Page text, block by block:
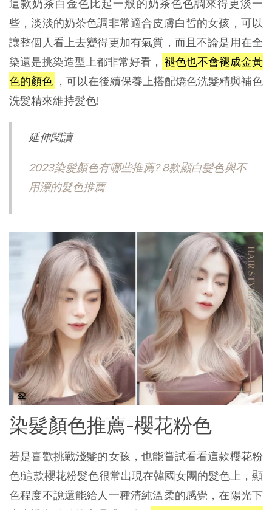
這款奶茶白金色比起一般的奶茶色色調來得更淡一
些，淡淡的奶茶色調非常適合皮膚白皙的女孩，可以
讓整個人看上去變得更加有氣質，而且不論是用在全
染還是挑染造型上都非常好看， 褪色也不會褪成金黃
色的顏色 ，可以在後續保養上搭配矯色洗髮精與補色
洗髮精來維持髮色!
延伸閱讀
2023染髮顏色有哪些推薦? 8款顯白髮色與不
用漂的髮色推薦
染髮顏色推薦-櫻花粉色
若是喜歡挑戰淺髮的女孩，也能嘗試看看這款櫻花粉
色!這款櫻花粉髮色很常出現在韓國女團的髮色上，顯
色程度不說還能給人一種清純溫柔的感覺，在陽光下